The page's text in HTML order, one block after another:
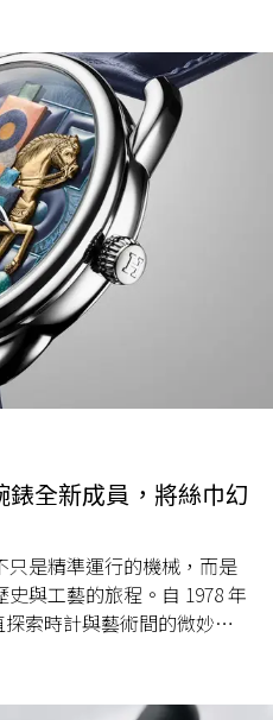
全新成員，將絲巾幻
是精準運行的機械，而是
與工藝的旅程。自 1978 年
索時計與藝術間的微妙關